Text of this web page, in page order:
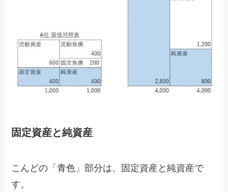
固定資産と純資産
こんどの「青色」部分は、固定資産と純資産で
す。